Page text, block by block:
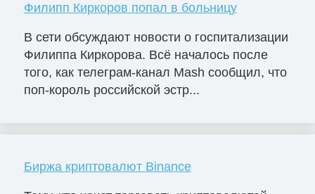
Филипп Киркоров попал в больницу
В сети обсуждают новости о госпитализации
Филиппа Киркорова. Всё началось после
того, как телеграм-канал Mash сообщил, что
поп-король российской эстр...
Биржа криптовалют Binance